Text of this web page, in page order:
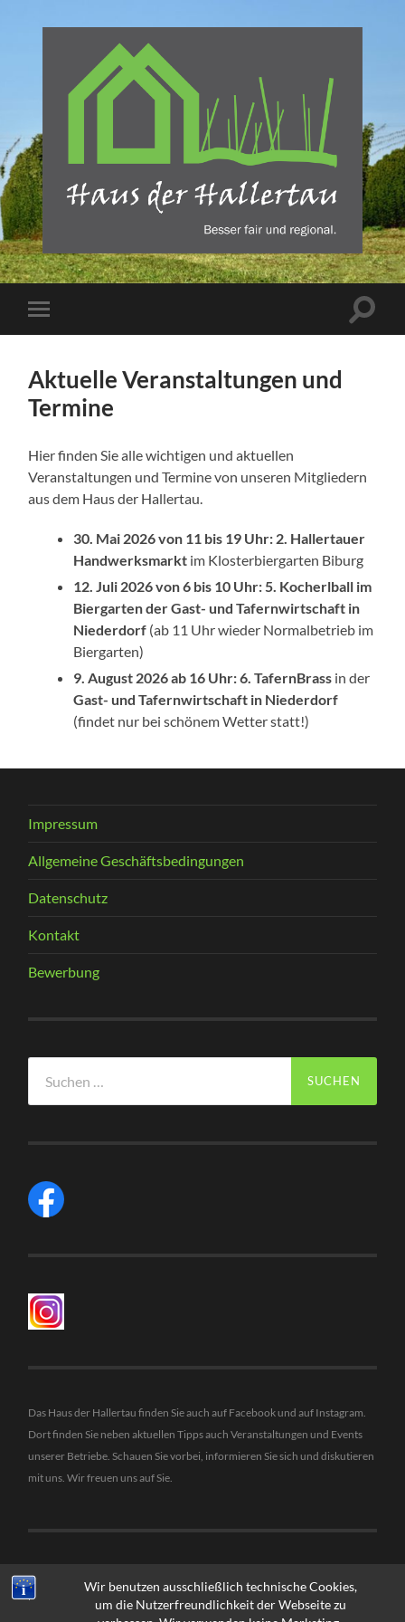
Wir benutzen ausschließlich technische Cookies,
um die Nutzerfreundlichkeit der Webseite zu
Haus
der
Hallertau
Freising
Mobile-
Menü
Aktuelle Veranstaltungen und
Termine
Hier finden Sie alle wichtigen und aktuellen
Veranstaltungen und Termine von unseren Mitgliedern
aus dem Haus der Hallertau.
30. Mai 2026 von 11 bis 19 Uhr: 2. Hallertauer
Handwerksmarkt im Klosterbiergarten Biburg
12. Juli 2026 von 6 bis 10 Uhr: 5. Kocherlball im
Biergarten der Gast- und Tafernwirtschaft in
Niederdorf (ab 11 Uhr wieder Normalbetrieb im
Biergarten)
9. August 2026 ab 16 Uhr: 6. TafernBrass in der
Gast- und Tafernwirtschaft in Niederdorf
(findet nur bei schönem Wetter statt!)
Impressum
Allgemeine Geschäftsbedingungen
Datenschutz
Kontakt
Bewerbung
nach:
Das Haus der Hallertau finden Sie auch auf Facebook und auf Instagram.
Dort finden Sie neben aktuellen Tipps auch Veranstaltungen und Events
unserer Betriebe. Schauen Sie vorbei, informieren Sie sich und diskutieren
mit uns. Wir freuen uns auf Sie.